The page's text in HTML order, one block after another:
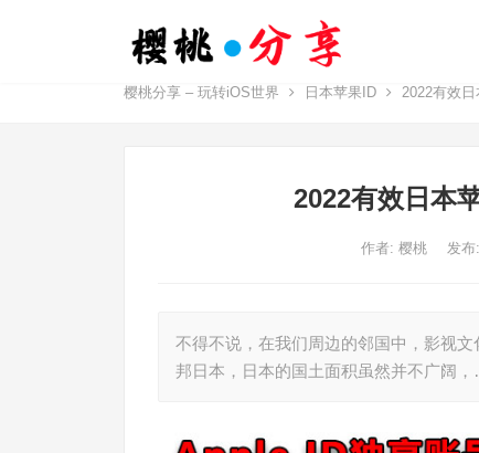
樱桃分享 – 玩转iOS世界 日本苹果ID 2022有效
2022有效日本
作者: 樱桃 发布
不得不说，在我们周边的邻国中，影视
邦日本，日本的国土面积虽然并不广阔